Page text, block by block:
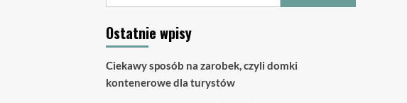
Ostatnie wpisy
Ciekawy sposób na zarobek, czyli domki
kontenerowe dla turystów